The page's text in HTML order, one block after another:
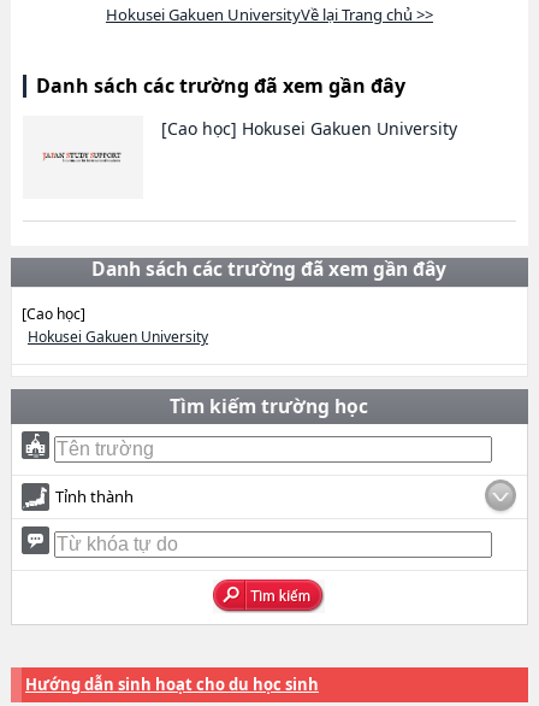
Hokusei Gakuen UniversityVề lại Trang chủ >>
Danh sách các trường đã xem gần đây
[Cao học] Hokusei Gakuen University
Danh sách các trường đã xem gần đây
[Cao học]
Hokusei Gakuen University
Tìm kiếm trường học
Tỉnh thành
Hướng dẫn sinh hoạt cho du học sinh